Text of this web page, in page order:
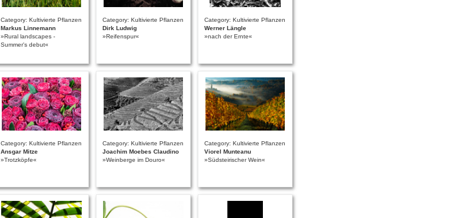
Category: Kultivierte Pflanzen
Markus Linnemann
»Rural landscapes -
Summer's debut«
Category: Kultivierte Pflanzen
Dirk Ludwig
»Reifenspur«
Category: Kultivierte Pflanzen
Werner Längle
»nach der Ernte«
Category: Kultivierte Pflanzen
Ansgar Mitze
»Trotzköpfe«
Category: Kultivierte Pflanzen
Joachim Moebes Claudino
»Weinberge im Douro«
Category: Kultivierte Pflanzen
Viorel Munteanu
»Südsteirischer Wein«